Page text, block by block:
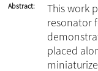
Abstract
This work
resonator
placed